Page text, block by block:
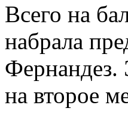
Всего на
набрала
Фернандез.
на второе